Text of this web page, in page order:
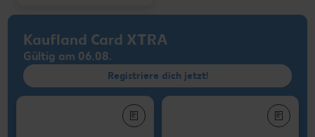
Kaufland Card XTRA
Gültig am 06.08.
Registriere dich jetzt!